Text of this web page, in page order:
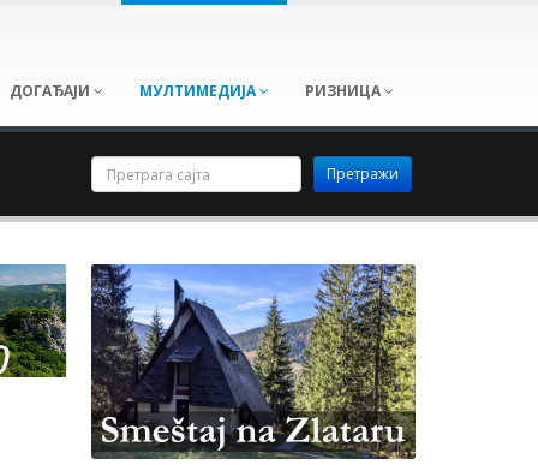
ДОГАЂАЈИ МУЛТИМЕДИЈА РИЗНИЦА